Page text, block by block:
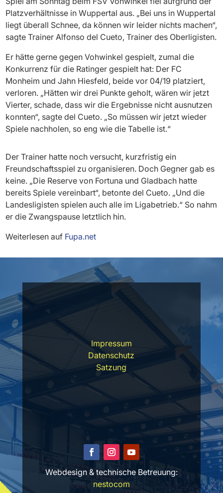
Platzverhältnisse in Wuppertal aus. „Bei uns in Wuppertal
liegt überall Schnee, da können wir leider nichts machen“,
sagte Trainer Alfonso del Cueto, Trainer des Oberligisten.
Er hätte gerne gegen Vohwinkel gespielt, zumal die
Konkurrenz für die Ratinger gespielt hat: Der FC
Monheim und Jahn Hiesfeld, beide vor 04/19 platziert,
verloren. „Hätten wir drei Punkte geholt, wären wir jetzt
Vierter, schade, dass wir die Ergebnisse nicht ausnutzen
konnten“, sagte del Cueto. „So müssen wir jetzt wieder
Spiele nachholen, so eng wie die Tabelle ist.“
Der Trainer hatte noch versucht, kurzfristig ein
Freundschaftsspiel zu organisieren. Doch Gegner gab es
keine. „Die Reserve von Fortuna und Gladbach hatte
bereits Spiele vereinbart“, betonte del Cueto. „Und die
Landesligisten spielen auch alle im Ligabetrieb.“ So nahm
er die Zwangspause letztlich hin.
Weiterlesen auf Fupa.net
Impressum
Datenschutz
Satzung
Webdesign & technische Betreuung:
nestocom